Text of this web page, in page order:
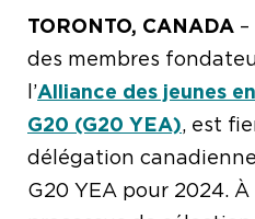
TORONTO, CANADA
des membres
l’Alliance des jeunes
G20 (G20 YEA), est
délégation
G20 YEA pour 2024. À